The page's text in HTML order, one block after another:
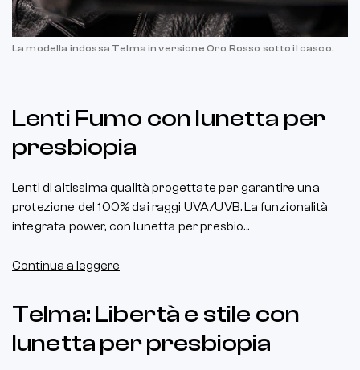
La modella indossa Telma in versione Oro Rosso sotto il casco.
Lenti Fumo con lunetta per
presbiopia
Lenti di altissima qualità progettate per garantire una
protezione del 100% dai raggi UVA/UVB. La funzionalità
integrata power, con lunetta per presbio...
Continua a leggere
Telma: Libertà e stile con
lunetta per presbiopia